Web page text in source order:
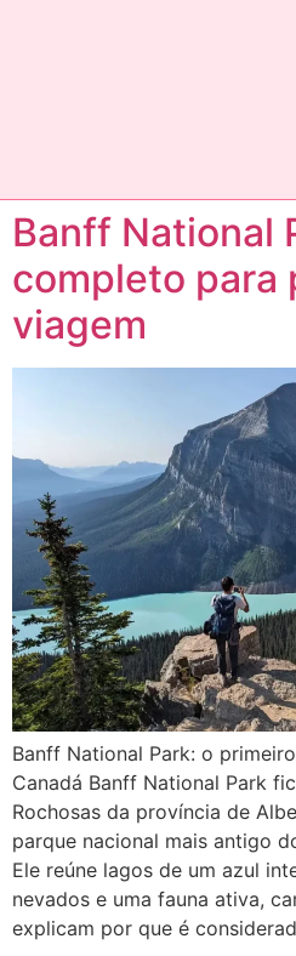
Banff National
completo para
viagem
Banff National Park: o
Canadá Banff National Park
Rochosas da província de
parque nacional mais antigo
Ele reúne lagos de um azul
nevados e uma fauna ativa,
explicam por que é